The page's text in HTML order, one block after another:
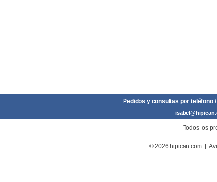
Pedidos y consultas por teléfono
Todos los
© 2026 hipican.com |